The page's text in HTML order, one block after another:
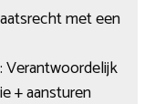
met een
+ aansturen